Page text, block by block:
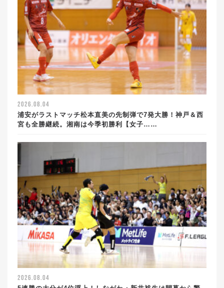
2026.08.04
浦安がラストマッチ松本直美の先制弾で7発大勝！神戸＆西
宮も全勝継続。湘南は今季初勝利【女子……
2026.08.04